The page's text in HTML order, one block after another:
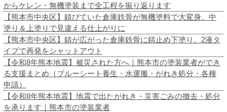
からケレン・無機塗装まで全工程を振り返ります
【熊本市中央区】錆びていた倉庫鉄骨が無機塗料で大変身。中
塗り＆上塗りで見違える仕上がりに
【熊本市中央区】錆が広がった倉庫鉄骨に錆止め下塗り。2液タ
イプで再発をシャットアウト
【令和8年熊本地震】被災された方へ｜熊本市の塗装業者ができ
る支援まとめ（ブルーシート養生・水運搬・がれき処分・各種
申請）
【令和8年熊本地震】地震で出たがれき・災害ごみの撤去・処分
を承ります｜熊本市の塗装業者